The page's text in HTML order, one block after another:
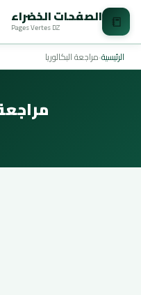
📒 الصفحات الخضراء
Pages Vertes DZ
الرئيسية›مراجعة البكالوريا